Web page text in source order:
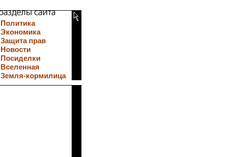
Политика
Экономика
Защита прав
Новости
Посиделки
Вселенная
Земля-кормилица